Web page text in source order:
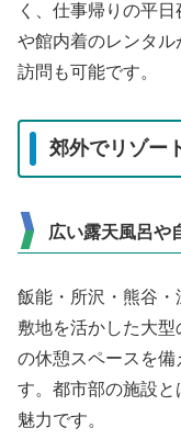
く、仕事帰りの平
や館内着のレンタ
訪問も可能です。
郊外でリゾー
広い露天風呂や
飯能・所沢・熊谷
敷地を活かした大
の休憩スペースを備
す。都市部の施設
魅力です。